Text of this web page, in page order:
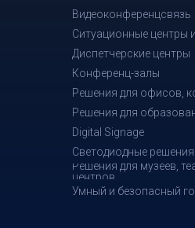
Видеоконференцсвязь
Ситуационные центры
Диспетчерские центры
Конференц-залы
Решения для офисов,
Решения для
Digital Signage
Светодиодные решения
Решения для музеев,
центров
Умный и безопасный